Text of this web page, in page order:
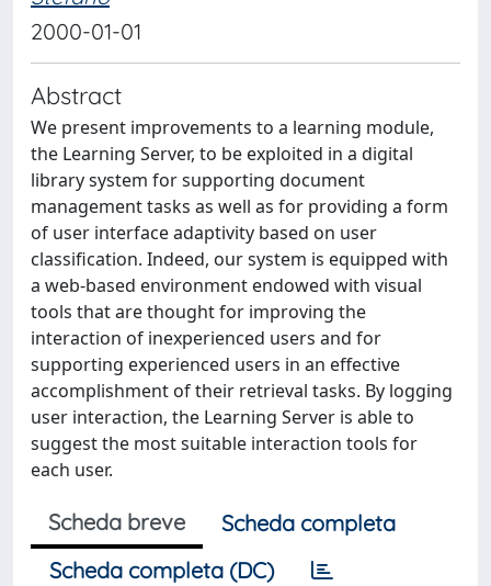
2000-01-01
Abstract
We present improvements to a learning module,
the Learning Server, to be exploited in a digital
library system for supporting document
management tasks as well as for providing a form
of user interface adaptivity based on user
classification. Indeed, our system is equipped with
a web-based environment endowed with visual
tools that are thought for improving the
interaction of inexperienced users and for
supporting experienced users in an effective
accomplishment of their retrieval tasks. By logging
user interaction, the Learning Server is able to
suggest the most suitable interaction tools for
each user.
Scheda breve
Scheda completa
Scheda completa (DC)